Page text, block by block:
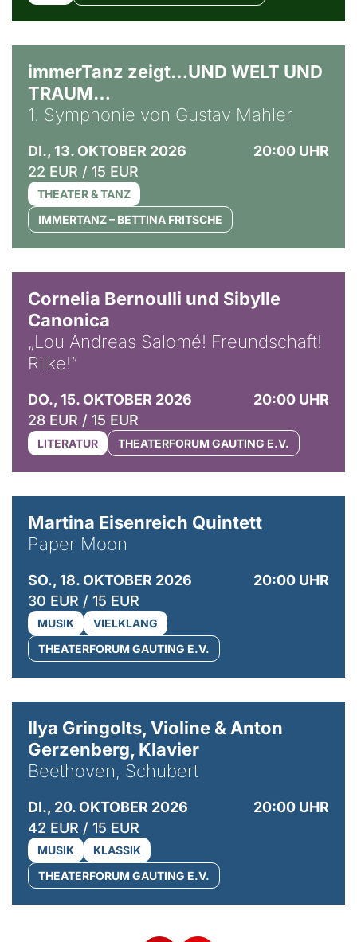
immerTanz zeigt…UND WELT UND
TRAUM…
1. Symphonie von Gustav Mahler
DI., 13. OKTOBER 2026
20:00 UHR
22 EUR / 15 EUR
THEATER & TANZ
IMMERTANZ – BETTINA FRITSCHE
Cornelia Bernoulli und Sibylle
Canonica
„Lou Andreas Salomé! Freundschaft!
Rilke!“
DO., 15. OKTOBER 2026
20:00 UHR
28 EUR / 15 EUR
LITERATUR THEATERFORUM GAUTING E.V.
Martina Eisenreich Quintett
Paper Moon
SO., 18. OKTOBER 2026
20:00 UHR
30 EUR / 15 EUR
MUSIK
VIELKLANG
THEATERFORUM GAUTING E.V.
Ilya Gringolts, Violine & Anton
Gerzenberg, Klavier
Beethoven, Schubert
DI., 20. OKTOBER 2026
20:00 UHR
42 EUR / 15 EUR
MUSIK
KLASSIK
THEATERFORUM GAUTING E.V.